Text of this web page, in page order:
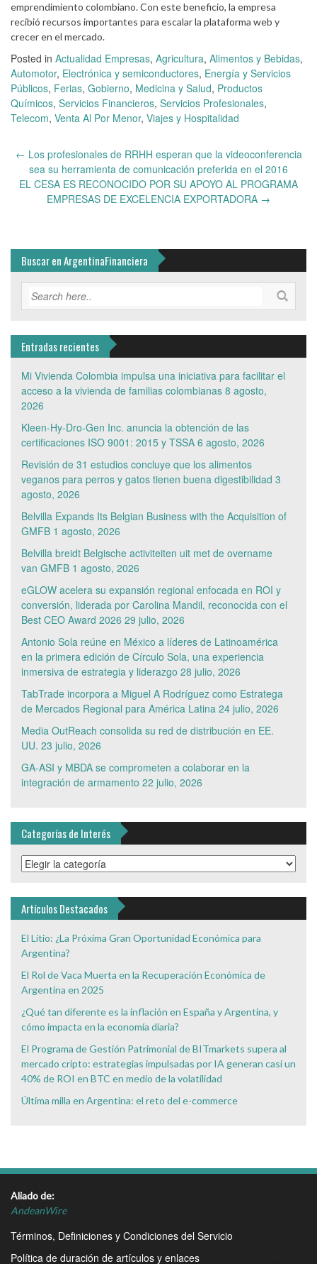
emprendimiento colombiano. Con este beneficio, la empresa
recibió recursos importantes para escalar la plataforma web y
crecer en el mercado.
Posted in Actualidad Empresas, Agricultura, Alimentos y Bebidas,
Automotor, Electrónica y semiconductores, Energía y Servicios
Públicos, Ferias, Gobierno, Medicina y Salud, Productos
Químicos, Servicios Financieros, Servicios Profesionales,
Telecom, Venta Al Por Menor, Viajes y Hospitalidad
Post
navigation
← Los profesionales de RRHH esperan que la videoconferencia
sea su herramienta de comunicación preferida en el 2016
EL CESA ES RECONOCIDO POR SU APOYO AL PROGRAMA
EMPRESAS DE EXCELENCIA EXPORTADORA →
Buscar en ArgentinaFinanciera
Entradas recientes
Mi Vivienda Colombia impulsa una iniciativa para facilitar el
acceso a la vivienda de familias colombianas 8 agosto,
2026
Kleen-Hy-Dro-Gen Inc. anuncia la obtención de las
certificaciones ISO 9001: 2015 y TSSA 6 agosto, 2026
Revisión de 31 estudios concluye que los alimentos
veganos para perros y gatos tienen buena digestibilidad 3
agosto, 2026
Belvilla Expands Its Belgian Business with the Acquisition of
GMFB 1 agosto, 2026
Belvilla breidt Belgische activiteiten uit met de overname
van GMFB 1 agosto, 2026
eGLOW acelera su expansión regional enfocada en ROI y
conversión, liderada por Carolina Mandil, reconocida con el
Best CEO Award 2026 29 julio, 2026
Antonio Sola reúne en México a líderes de Latinoamérica
en la primera edición de Círculo Sola, una experiencia
inmersiva de estrategia y liderazgo 28 julio, 2026
TabTrade incorpora a Miguel A Rodríguez como Estratega
de Mercados Regional para América Latina 24 julio, 2026
Media OutReach consolida su red de distribución en EE.
UU. 23 julio, 2026
GA-ASI y MBDA se comprometen a colaborar en la
integración de armamento 22 julio, 2026
Categorías de Interés
Categorías
de
Artículos Destacados
El Litio: ¿La Próxima Gran Oportunidad Económica para
Argentina?
El Rol de Vaca Muerta en la Recuperación Económica de
Argentina en 2025
¿Qué tan diferente es la inflación en España y Argentina, y
cómo impacta en la economía diaria?
El Programa de Gestión Patrimonial de BITmarkets supera al
mercado cripto: estrategias impulsadas por IA generan casi un
40% de ROI en BTC en medio de la volatilidad
Última milla en Argentina: el reto del e-commerce
Aliado de:
AndeanWire
Términos, Definiciones y Condiciones del Servicio
Política de duración de artículos y enlaces